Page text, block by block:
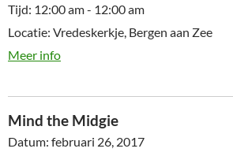
Tijd: 12:00 am - 12:00 am
Locatie: Vredeskerkje, Bergen aan Zee
Meer info
Mind the Midgie
Datum: februari 26, 2017